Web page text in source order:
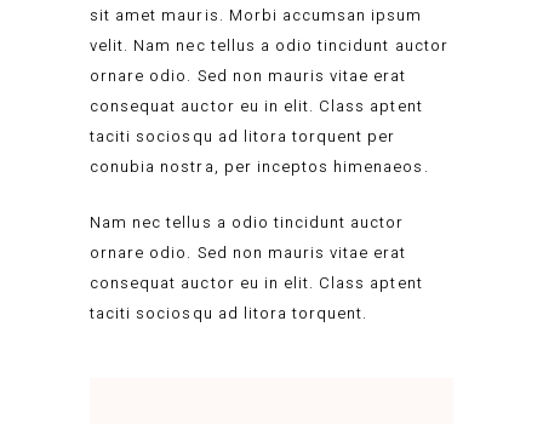
sit amet mauris. Morbi accumsan ipsum
velit. Nam nec tellus a odio tincidunt auctor
ornare odio. Sed non mauris vitae erat
consequat auctor eu in elit. Class aptent
taciti sociosqu ad litora torquent per
conubia nostra, per inceptos himenaeos.
Nam nec tellus a odio tincidunt auctor
ornare odio. Sed non mauris vitae erat
consequat auctor eu in elit. Class aptent
taciti sociosqu ad litora torquent.